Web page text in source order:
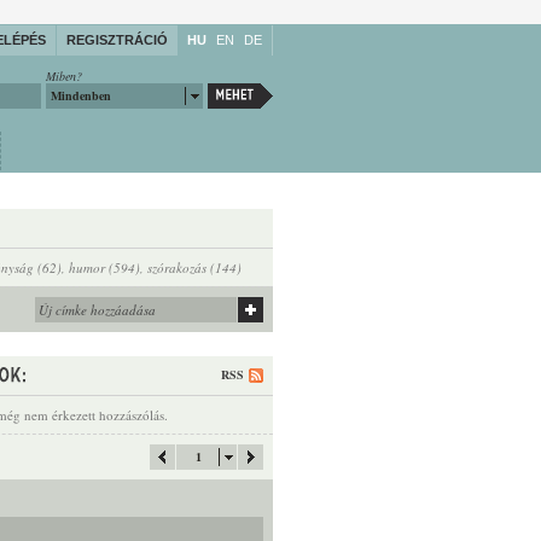
REGISZTRÁCIÓ HU EN DE
Miben?
Mindenben
(62), humor (594), szórakozás (144)
RSS
nem érkezett hozzászólás.
1